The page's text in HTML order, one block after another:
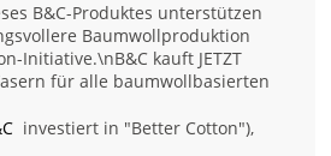
B&C-Produktes unterstützen
Baumwollproduktion
Initiative.\nB&C kauft JETZT
für alle baumwollbasierten
investiert in "Better Cotton"),